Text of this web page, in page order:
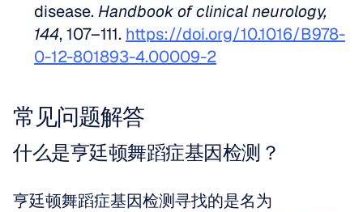
disease. Handbook of clinical neurology,
144, 107–111. https://doi.org/10.1016/B978-
0-12-801893-4.00009-2
常见问题解答
什么是亨廷顿舞蹈症基因检测？
亨廷顿舞蹈症基因检测寻找的是名为